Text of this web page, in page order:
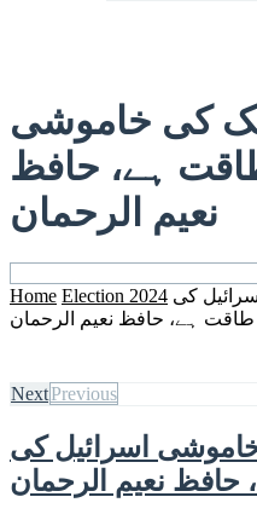
کی خاموشی
ہے، حافظ
نعیم الرحمان
Home Election 2024 کی
طاقت ہے، حافظ نعیم الرحمان
NextPrevious
اسرائیل کی
نعیم الرحمان